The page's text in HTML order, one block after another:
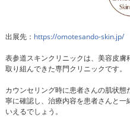
出展先： https://omotesando-skin.jp/
表参道スキンクリニックは、美容皮
取り組んできた専門クリニックです。
カウンセリング時に患者さんの肌状
寧に確認し、治療内容を患者さんと
いえるでしょう。